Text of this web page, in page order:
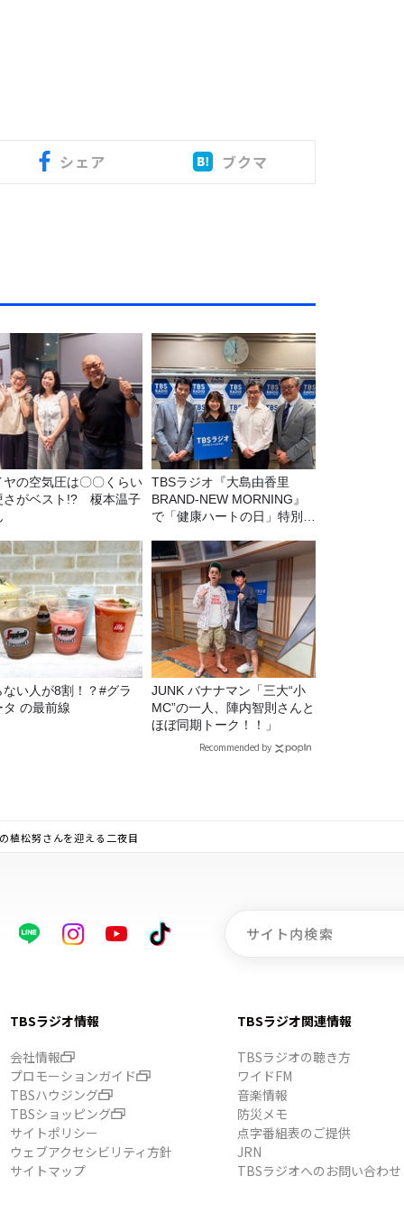
シェア ブクマ
ヤの空気圧は〇〇くらい
さがベスト!? 榎本温子
TBSラジオ『大島由香里
BRAND-NEW MORNING』
で「健康ハートの日」特別企
ない人が8割！？#グラ
タ の最前線
JUNK バナナマン「三大“小
MC”の一人、陣内智則さんと
ほぼ同期トーク！！」
Recommended by
植松努さんを迎える二夜目
TBSラジオ情報
会社情報
プロモーションガイド
TBSハウジング
TBSショッピング
サイトポリシー
ウェブアクセシビリティ方針
サイトマップ
TBSラジオ関連情報
TBSラジオの聴き方
ワイドFM
音楽情報
防災メモ
点字番組表のご提供
JRN
TBSラジオへのお問い合わせ